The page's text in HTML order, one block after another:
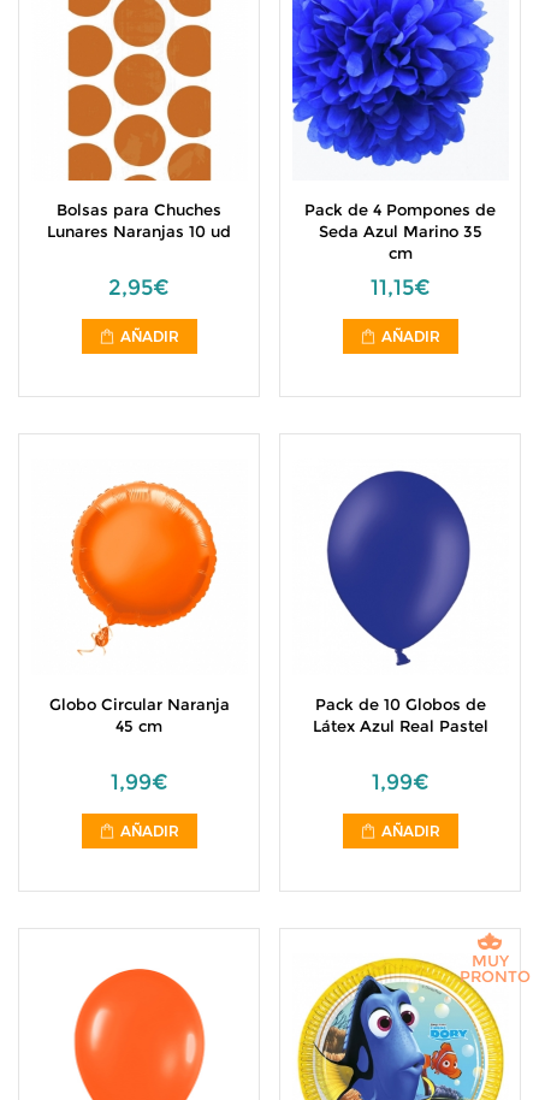
Bolsas para Chuches
Lunares Naranjas 10 ud
2,95€
AÑADIR
Pack de 4 Pompones de
Seda Azul Marino 35
cm
11,15€
AÑADIR
Globo Circular Naranja
45 cm
1,99€
AÑADIR
Pack de 10 Globos de
Látex Azul Real Pastel
1,99€
AÑADIR
MUY
PRONTO